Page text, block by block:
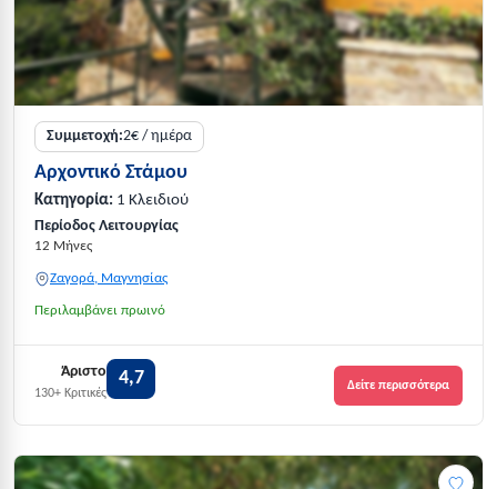
Συμμετοχή:2€ / ημέρα
Αρχοντικό Στάμου
Κατηγορία: 1 Κλειδιού
Περίοδος Λειτουργίας
12 Μήνες
Ζαγορά, Μαγνησίας
Περιλαμβάνει πρωινό
Άριστο
130+ Κριτικές
4,7 Δείτε περισσότερα